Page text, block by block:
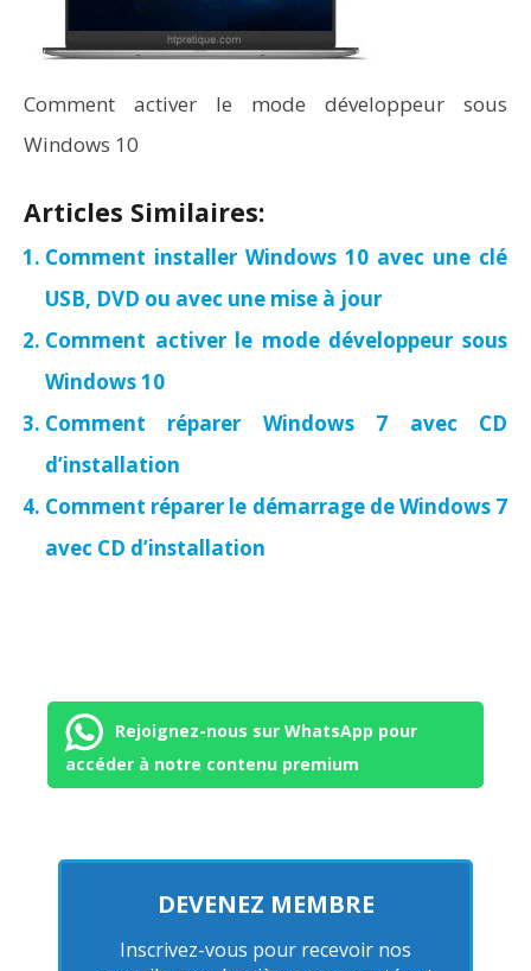
Comment activer le mode développeur sous
Windows 10
Articles Similaires:
Comment installer Windows 10 avec une clé
USB, DVD ou avec une mise à jour
Comment activer le mode développeur sous
Windows 10
Comment réparer Windows 7 avec CD
d’installation
Comment réparer le démarrage de Windows 7
avec CD d’installation
Rejoignez-nous sur WhatsApp pour
accéder à notre contenu premium
DEVENEZ MEMBRE
Inscrivez-vous pour recevoir nos